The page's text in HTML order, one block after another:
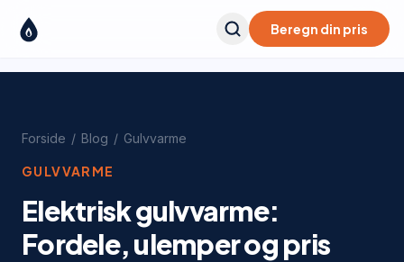
Beregn din pris
Forside / Blog / Gulvvarme
GULVVARME
Elektrisk gulvvarme:
Fordele, ulemper og pris